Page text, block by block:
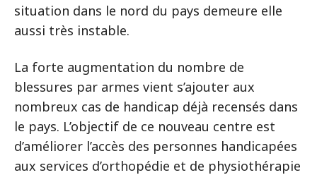
situation dans le nord du pays demeure elle
aussi très instable.
La forte augmentation du nombre de
blessures par armes vient s’ajouter aux
nombreux cas de handicap déjà recensés dans
le pays. L’objectif de ce nouveau centre est
d’améliorer l’accès des personnes handicapées
aux services d’orthopédie et de physiothérapie